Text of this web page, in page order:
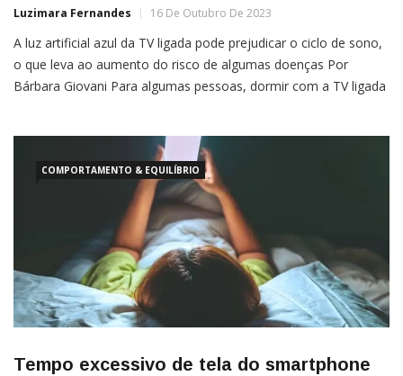
Luzimara Fernandes 16 De Outubro De 2023
A luz artificial azul da TV ligada pode prejudicar o ciclo de sono,
o que leva ao aumento do risco de algumas doenças Por
Bárbara Giovani Para algumas pessoas, dormir com a TV ligada
COMPORTAMENTO & EQUILÍBRIO
Tempo excessivo de tela do smartphone